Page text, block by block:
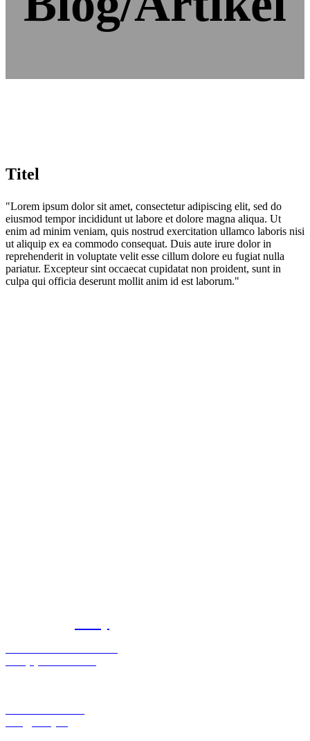
Titel
"Lorem ipsum dolor sit amet, consectetur adipiscing elit, sed do
eiusmod tempor incididunt ut labore et dolore magna aliqua. Ut
enim ad minim veniam, quis nostrud exercitation ullamco laboris nisi
ut aliquip ex ea commodo consequat. Duis aute irure dolor in
reprehenderit in voluptate velit esse cillum dolore eu fugiat nulla
pariatur. Excepteur sint occaecat cupidatat non proident, sunt in
culpa qui officia deserunt mollit anim id est laborum."